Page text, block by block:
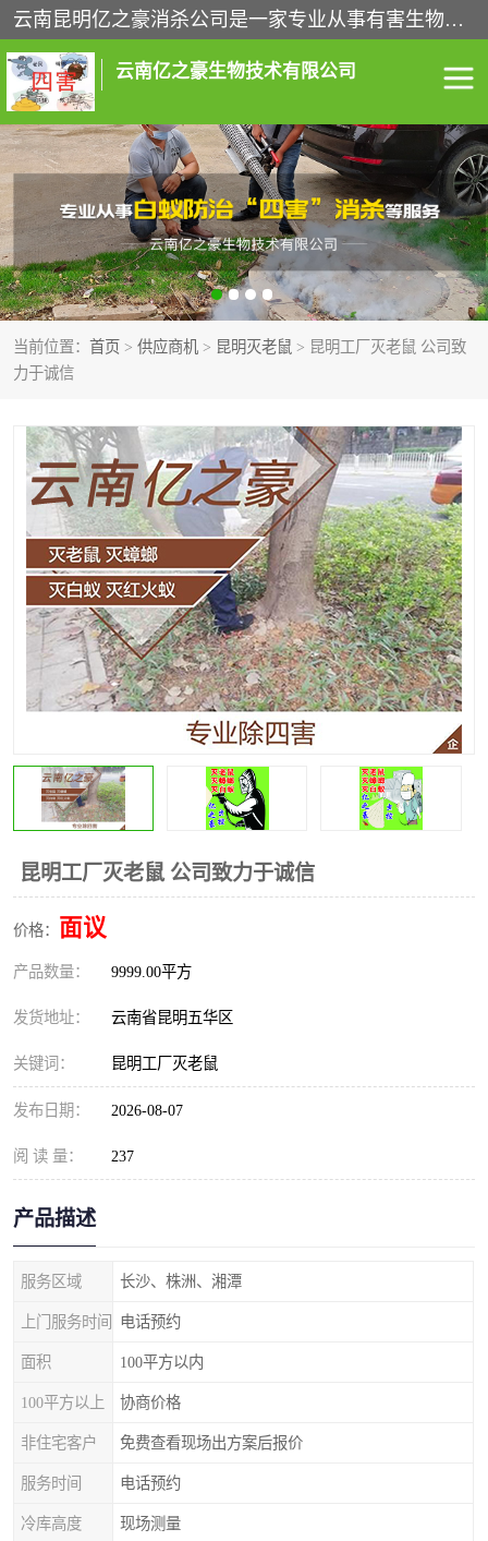
云南昆明亿之豪消杀公司是一家专业从事有害生物防治综合治理的公司，治理服务包括：灭鼠,杀虫,除虫,除蟑螂,白蚁防治,消杀等；安全环保,快速上门,价格透明,完善的售后服务,不影响您的生活工作。
云南亿之豪生物技术有限公司
当前位置： 首页 > 供应商机 > 昆明灭老鼠 > 昆明工厂灭老鼠 公司致
力于诚信
昆明工厂灭老鼠 公司致力于诚信
价格： 面议
产品数量： 9999.00平方
发货地址： 云南省昆明五华区
关键词： 昆明工厂灭老鼠
发布日期： 2026-08-07
阅 读 量： 237
产品描述
服务区域 长沙、株洲、湘潭
上门服务时间 电话预约
面积 100平方以内
100平方以上 协商价格
非住宅客户 免费查看现场出方案后报价
服务时间 电话预约
冷库高度 现场测量
灭鼠服务 杀虫服务
除虫服务 除蟑螂服务
白蚁防治服务 消杀服务
昆明灭老鼠 昆明灭蟑螂
昆明消毒公司 昆明白蚁防治
昆明灭红火蚁公司 昆明驱蛇公司
昆明除虫除蚁